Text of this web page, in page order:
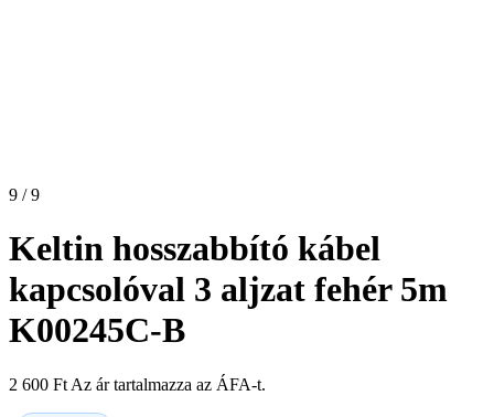
9 / 9
Keltin hosszabbító kábel
kapcsolóval 3 aljzat fehér 5m
K00245C-B
2 600 Ft Az ár tartalmazza az ÁFA-t.